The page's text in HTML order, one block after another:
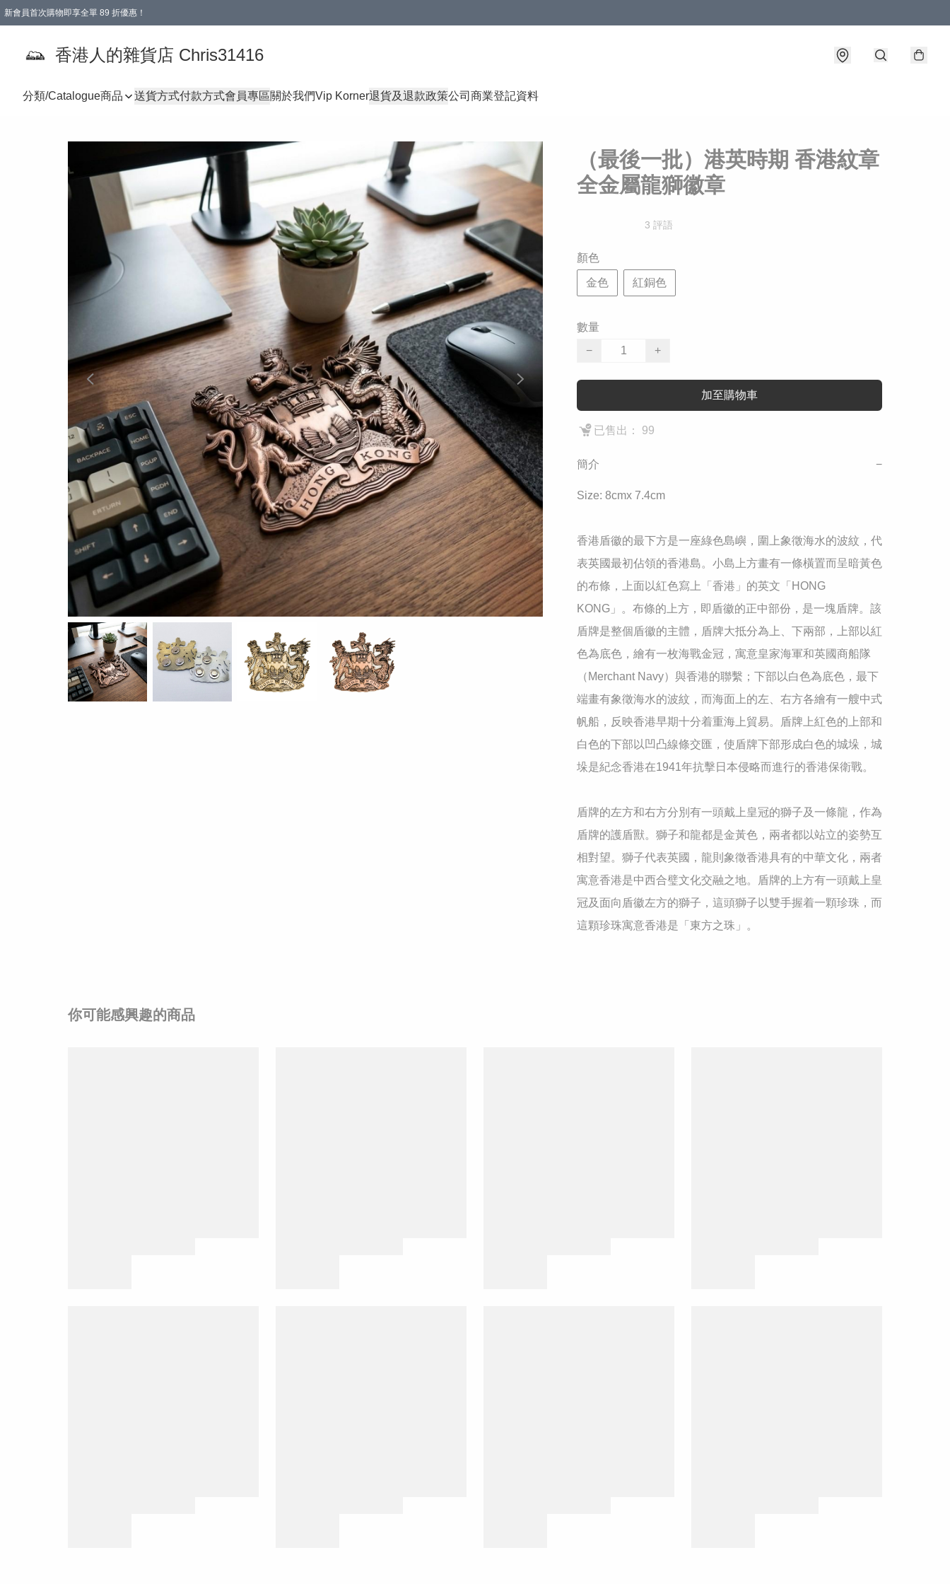
新會員首次購物即享全單 89 折優惠！
香港人的雜貨店 Chris31416
分類/Catalogue商品 送貨方式付款方式會員專區關於我們Vip Korner退貨及退款政策公司商業登記資料
（最後一批）港英時期 香港紋章
全金屬龍獅徽章
3 評語
顏色
金色 紅銅色
數量
−
+
加至購物車
已售出： 99
簡介 −
Size: 8cmx 7.4cm
香港盾徽的最下方是一座綠色島嶼，圍上象徵海水的波紋，代
表英國最初佔領的香港島。小島上方畫有一條橫置而呈暗黃色
的布條，上面以紅色寫上「香港」的英文「HONG
KONG」。布條的上方，即盾徽的正中部份，是一塊盾牌。該
盾牌是整個盾徽的主體，盾牌大抵分為上、下兩部，上部以紅
色為底色，繪有一枚海戰金冠，寓意皇家海軍和英國商船隊
（Merchant Navy）與香港的聯繫；下部以白色為底色，最下
端畫有象徵海水的波紋，而海面上的左、右方各繪有一艘中式
帆船，反映香港早期十分着重海上貿易。盾牌上紅色的上部和
白色的下部以凹凸線條交匯，使盾牌下部形成白色的城垛，城
垛是紀念香港在1941年抗擊日本侵略而進行的香港保衛戰。
盾牌的左方和右方分別有一頭戴上皇冠的獅子及一條龍，作為
盾牌的護盾獸。獅子和龍都是金黃色，兩者都以站立的姿勢互
相對望。獅子代表英國，龍則象徵香港具有的中華文化，兩者
寓意香港是中西合璧文化交融之地。盾牌的上方有一頭戴上皇
冠及面向盾徽左方的獅子，這頭獅子以雙手握着一顆珍珠，而
這顆珍珠寓意香港是「東方之珠」。
你可能感興趣的商品